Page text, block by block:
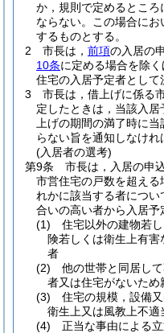
か，規則で定めるとこ
ならない。
この場合にお
するものとする。
2
市長は， 前項の入居の
10条に定める場合を除
住宅の入居予定者として
3
市長は，借上げに係る
定したときは，当該入
上げの期間の満了時に
らない旨を通知しなけれ
(入居者の選考)
第9条
市長は，入居の申
市営住宅の戸数を超える
れかに該当する者につ
合いの高い者から入居予
(1)
住宅以外の建物若
険若しくは衛生上有
者
(2)
他の世帯と同居し
者又は住宅がないた
(3)
住宅の規模，設備
衛生上又は風教上不
(4)
正当な事由による